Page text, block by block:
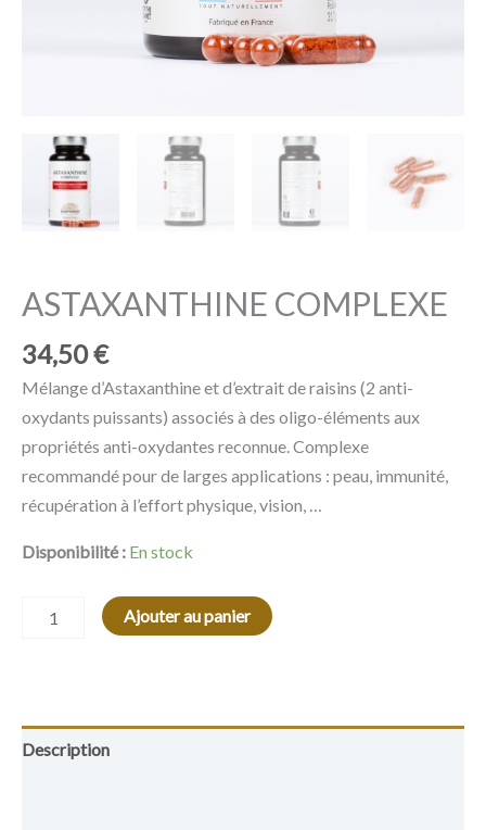
ASTAXANTHINE COMPLEXE
34,50€
Mélange d’Astaxanthine et d’extrait de raisins (2 anti-
oxydants puissants) associés à des oligo-éléments aux
propriétés anti-oxydantes reconnue. Complexe
recommandé pour de larges applications : peau, immunité,
récupération à l’effort physique, vision, …
Disponibilité : En stock
Ajouter au panier
Description